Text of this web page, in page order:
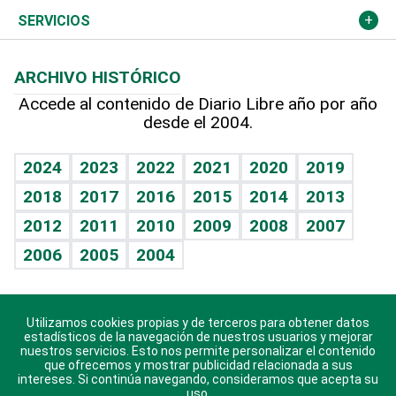
Resto del mundo
Economía personal
Podcast Arte Libre
Hablando con el pediatra
Vida y familia
Eñe
Celebrando la vida
Sin complejos
En pocas palabras
Escuchando al corazón
Economía Personal
Más deportes
Línea de hit
TBT Deportivo
Columnistas
Cambio climático
Opinión
Hecho en casa
Guía del dinero
SERVICIOS
Cumpleaños
Horóscopos
Crucigramas
ARCHIVO HISTÓRICO
Accede al contenido de Diario Libre año por año
desde el 2004.
2024 2023 2022 2021 2020
2019
2018
2017 2016 2015 2014
2013
2012
2011 2010 2009 2008
2007
2006
2005 2004
Descarga nuestras aplicaciones para Android, iOS y
sistema Huawei.
Utilizamos cookies propias y de terceros para obtener datos
estadísticos de la navegación de nuestros usuarios y mejorar
nuestros servicios. Esto nos permite personalizar el contenido
que ofrecemos y mostrar publicidad relacionada a sus
intereses. Si continúa navegando, consideramos que acepta su